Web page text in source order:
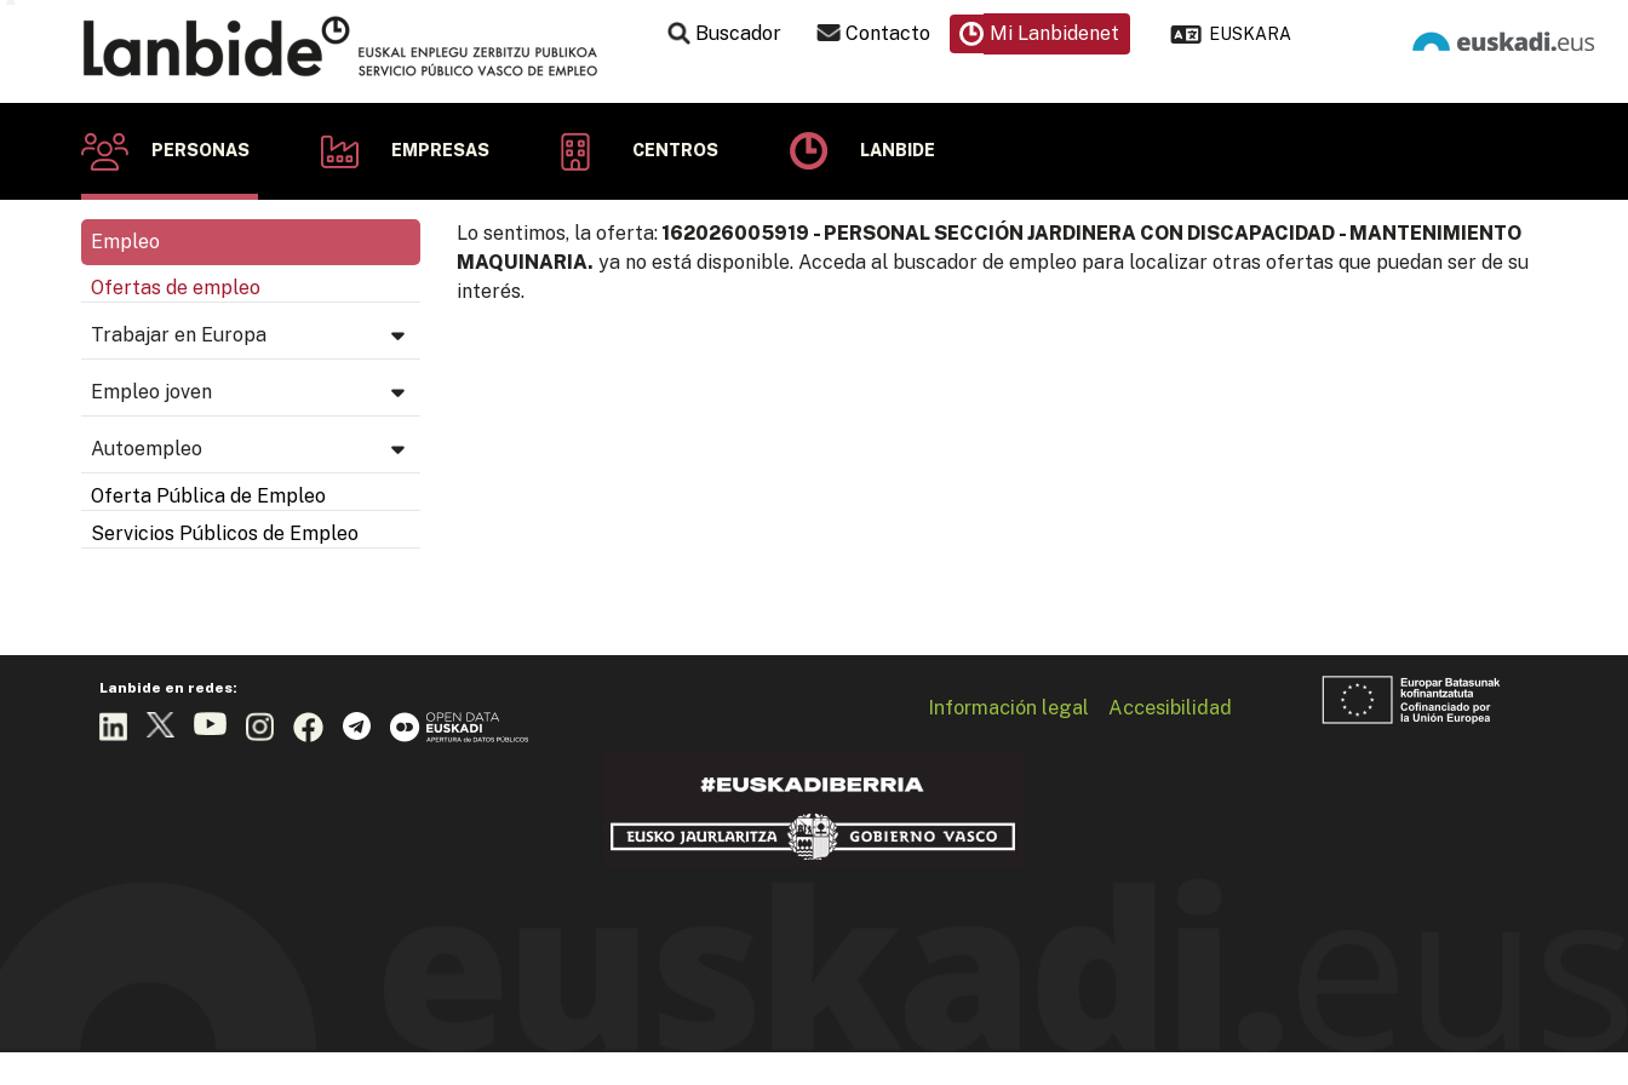
Buscador Contacto Mi Lanbidenet EUSKARA
PERSONAS EMPRESAS CENTROS LANBIDE
Empleo
Ofertas de empleo
Trabajar en Europa
Empleo joven
Autoempleo
Oferta Pública de Empleo
Servicios Públicos de Empleo
Lo sentimos, la oferta: 162026005919 - PERSONAL SECCIÓN JARDINERA CON DISCAPACIDAD - MANTENIMIENTO
MAQUINARIA. ya no está disponible. Acceda al buscador de empleo para localizar otras ofertas que puedan ser de su
interés.
Lanbide en redes:
Información legal Accesibilidad